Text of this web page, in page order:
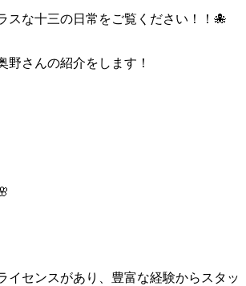
スな十三の日常をご覧ください！！🐙
野さんの紹介をします！
イセンスがあり、豊富な経験からスタッ